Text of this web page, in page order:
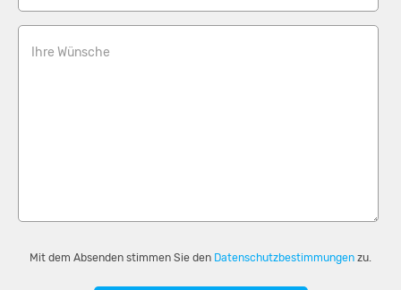
Ihre Wünsche
Mit dem Absenden stimmen Sie den Datenschutzbestimmungen zu.